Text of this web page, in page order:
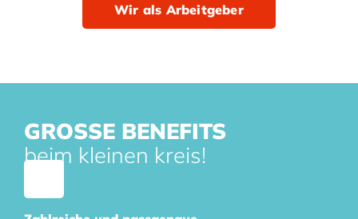
Wir als Arbeitgeber
GROSSE BENEFITS
beim kleinen kreis!